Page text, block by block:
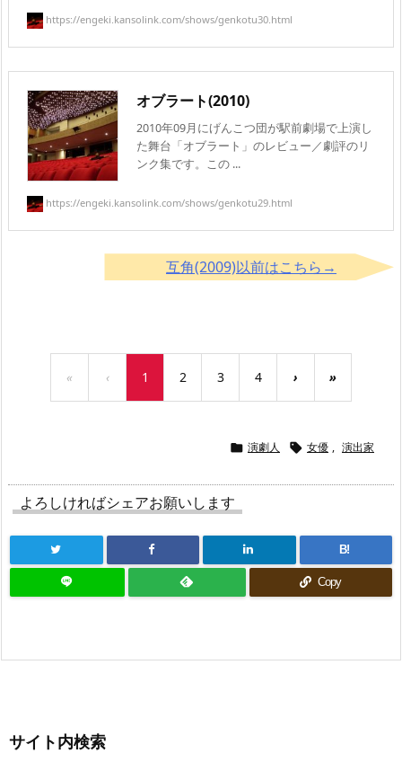
https://engeki.kansolink.com/shows/genkotu30.html
オブラート(2010)
2010年09月にげんこつ団が駅前劇場で上演し
た舞台「オブラート」のレビュー／劇評のリ
ンク集です。この ...
https://engeki.kansolink.com/shows/genkotu29.html
互角(2009)以前はこちら→
« ‹ 1 2 3 4 › »
 演劇人  女優 , 演出家
よろしければシェアお願いします
B!
Copy
サイト内検索